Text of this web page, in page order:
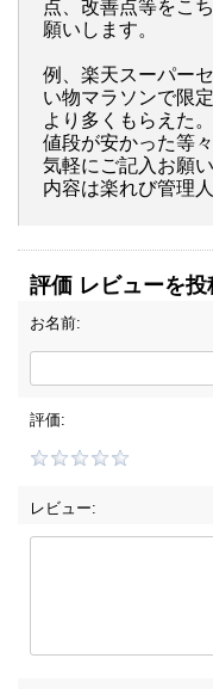
点、改善点等をこ
願いします。
例、楽天スーパー
い物マラソンで限
より多くもらえた
値段が安かった等
気軽にご記入お願
内容は楽れび管理
評価 レビューを投
お名前:
評価:
レビュー: